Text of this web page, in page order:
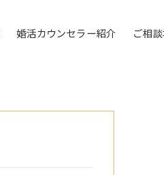
婚活カウンセラー紹介 ご相